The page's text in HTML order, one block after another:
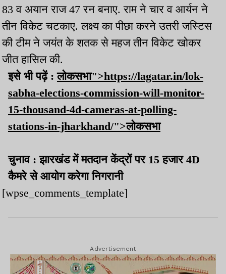
83 व अयान राज 47 रन बनाए. राम ने चार व आर्यन ने
तीन विकेट चटकाए. लक्ष्य का पीछा करने उतरी जस्टिस
की टीम ने जयंत के शतक से महज तीन विकेट खोकर
जीत हासिल की.
इसे भी पढ़ें :लोकसभा">https://lagatar.in/lok-
sabha-elections-commission-will-monitor-
15-thousand-4d-cameras-at-polling-
stations-in-jharkhand/">लोकसभा
चुनाव : झारखंड में मतदान केंद्रों पर 15 हजार 4D
कैमरे से आयोग करेगा निगरानी
[wpse_comments_template]
Advertisement